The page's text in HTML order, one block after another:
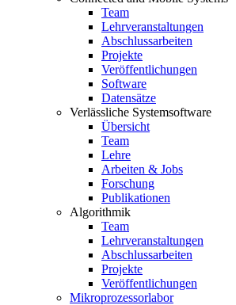
Team
Lehrveranstaltungen
Abschlussarbeiten
Projekte
Veröffentlichungen
Software
Datensätze
Verlässliche Systemsoftware
Übersicht
Team
Lehre
Arbeiten & Jobs
Forschung
Publikationen
Algorithmik
Team
Lehrveranstaltungen
Abschlussarbeiten
Projekte
Veröffentlichungen
Mikroprozessorlabor